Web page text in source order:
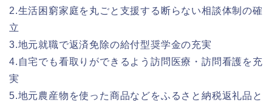
2.生活困窮家庭を丸ごと支援する断らない相談体制の確
立
3.地元就職で返済免除の給付型奨学金の充実
4.自宅でも看取りができるよう訪問医療・訪問看護を充
実
5.地元農産物を使った商品などをふるさと納税返礼品と